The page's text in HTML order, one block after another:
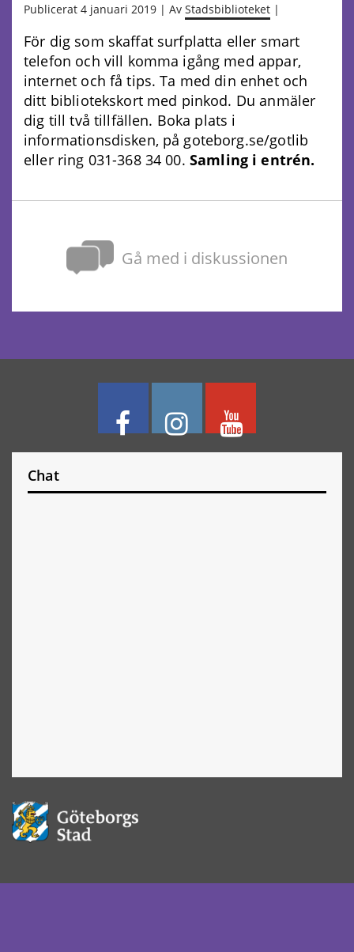
Publicerat 4 januari 2019 | Av Stadsbiblioteket |
För dig som skaffat surfplatta eller smart
telefon och vill komma igång med appar,
internet och få tips. Ta med din enhet och
ditt bibliotekskort med pinkod. Du anmäler
dig till två tillfällen. Boka plats i
informationsdisken, på goteborg.se/gotlib
eller ring 031-368 34 00. Samling i entrén.
Gå med i diskussionen
Chat